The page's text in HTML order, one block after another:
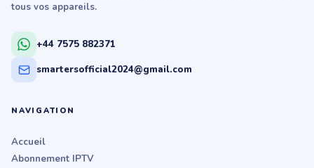
tous vos appareils.
+44 7575 882371
smartersofficial2024@gmail.com
NAVIGATION
Accueil
Abonnement IPTV